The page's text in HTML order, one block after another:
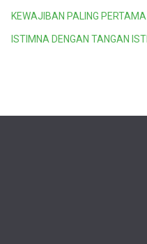
KEWAJIBAN PALING
ISTIMNA DENGAN TANGAN